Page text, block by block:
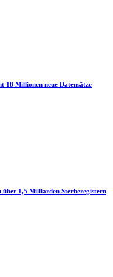
18 Millionen neue Datensätze
1,5 Milliarden Sterberegistern